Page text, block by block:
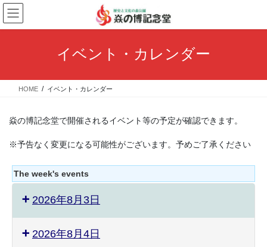
コ
ン
テ
ス
ナ
ビ
ゲ
ン
イベント・カレンダー
HOME イベント・カレンダー
焱の博記念堂で開催されるイベント等の予定が確認できます。
※予告なく変更になる可能性がございます。予めご了承ください
The week's events
2026年8月3日
2026年8月4日